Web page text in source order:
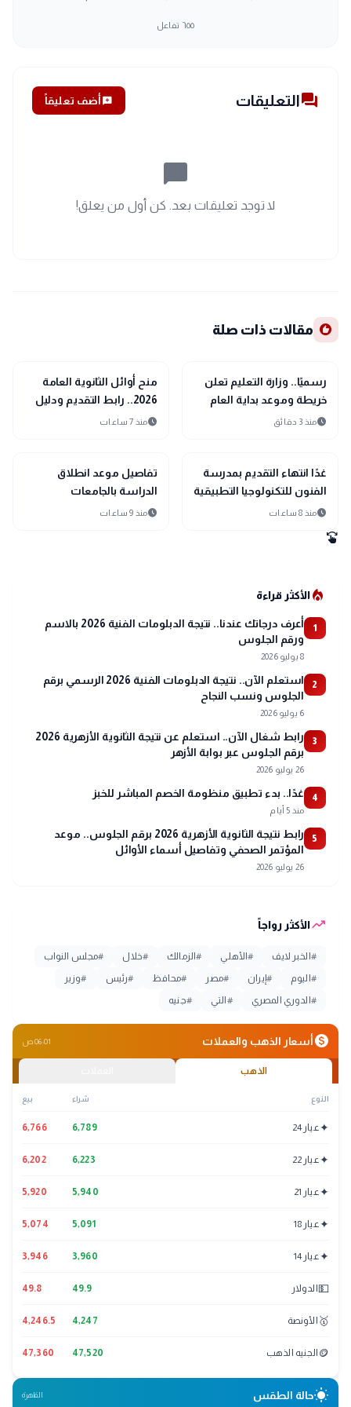
٦٥٥ تفاعل
forumالتعليقات add_commentأضف تعليقاً
chat_bubble_outline
لا توجد تعليقات بعد. كن أول من يعلق!
recommend مقالات ذات صلة
school
مدارس وجامعات
رسميًا.. وزارة التعليم تعلن
خريطة وموعد بداية العام
الدراسي الجديد 2026 / 2027
scheduleمنذ 3 دقائق
school
مدارس وجامعات
منح أوائل الثانوية العامة
2026.. رابط التقديم ودليل
الجامعات المشاركة
scheduleمنذ 7 ساعات
school
مدارس وجامعات
غدًا انتهاء التقديم بمدرسة
الفنون للتكنولوجيا التطبيقية
2026
scheduleمنذ 8 ساعات
school
مدارس وجامعات
تفاصيل موعد انطلاق
الدراسة بالجامعات
scheduleمنذ 9 ساعات
swipe
local_fire_departmentالأكثر قراءة
1
أعرف درجاتك عندنا.. نتيجة الدبلومات الفنية 2026 بالاسم
ورقم الجلوس
8 يوليو 2026
2
استعلم الآن.. نتيجة الدبلومات الفنية 2026 الرسمي برقم
الجلوس ونسب النجاح
6 يوليو 2026
3
رابط شغال الآن.. استعلم عن نتيجة الثانوية الأزهرية 2026
برقم الجلوس عبر بوابة الأزهر
26 يوليو 2026
4 غدًا.. بدء تطبيق منظومة الخصم المباشر للخبز
منذ 5 أيام
5
رابط نتيجة الثانوية الأزهرية 2026 برقم الجلوس.. موعد
المؤتمر الصحفي وتفاصيل أسماء الأوائل
26 يوليو 2026
trending_upالأكثر رواجاً
# الخبر لايف #الأهلي #الزمالك #خلال #مجلس النواب
# اليوم # إيران #مصر #محافظ #رئيس #وزير
# الدوري المصري # التي #جنيه
monetization_onأسعار الذهب والعملات 06:01 ص
الذهب
النوع شراء بيع
✦عيار 24 6,789
6,766
✦عيار 22 6,223
6,202
✦عيار 21 5,940
5,920
✦عيار 18 5,091
5,074
✦عيار 14 3,960
3,946
💵 الدولار 49.9
49.8
🥇 الأونصة 4,247
4,246.5
🪙 الجنيه الذهب 47,520
47,360
wb_sunnyحالة الطقس القاهرة